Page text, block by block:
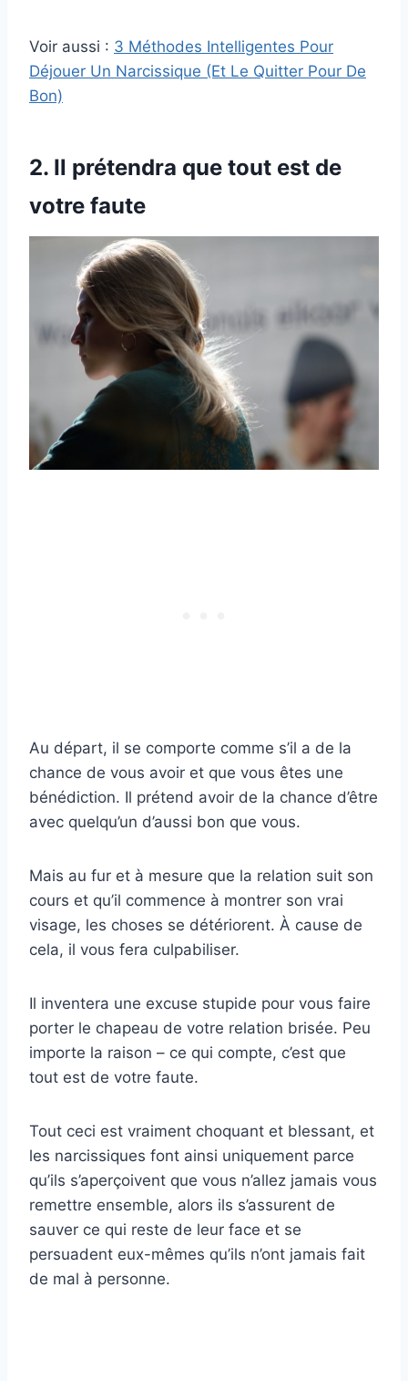
Voir aussi : 3 Méthodes Intelligentes Pour
Déjouer Un Narcissique (Et Le Quitter Pour De
Bon)
2. Il prétendra que tout est de
votre faute
Au départ, il se comporte comme s’il a de la
chance de vous avoir et que vous êtes une
bénédiction. Il prétend avoir de la chance d’être
avec quelqu’un d’aussi bon que vous.
Mais au fur et à mesure que la relation suit son
cours et qu’il commence à montrer son vrai
visage, les choses se détériorent. À cause de
cela, il vous fera culpabiliser.
Il inventera une excuse stupide pour vous faire
porter le chapeau de votre relation brisée. Peu
importe la raison – ce qui compte, c’est que
tout est de votre faute.
Tout ceci est vraiment choquant et blessant, et
les narcissiques font ainsi uniquement parce
qu’ils s’aperçoivent que vous n’allez jamais vous
remettre ensemble, alors ils s’assurent de
sauver ce qui reste de leur face et se
persuadent eux-mêmes qu’ils n’ont jamais fait
de mal à personne.